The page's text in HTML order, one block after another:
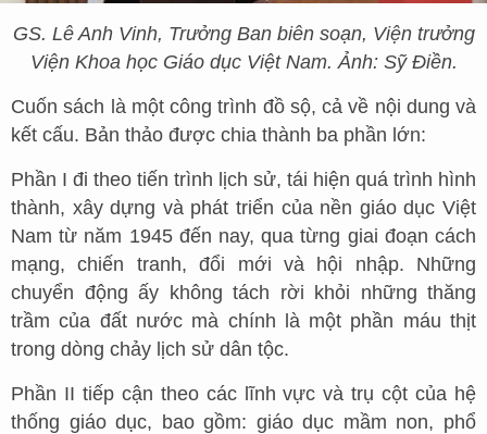
GS. Lê Anh Vinh, Trưởng Ban biên soạn, Viện trưởng
Viện Khoa học Giáo dục Việt Nam. Ảnh: Sỹ Điền.
Cuốn sách là một công trình đồ sộ, cả về nội dung và
kết cấu. Bản thảo được chia thành ba phần lớn:
Phần I đi theo tiến trình lịch sử, tái hiện quá trình hình
thành, xây dựng và phát triển của nền giáo dục Việt
Nam từ năm 1945 đến nay, qua từng giai đoạn cách
mạng, chiến tranh, đổi mới và hội nhập. Những
chuyển động ấy không tách rời khỏi những thăng
trầm của đất nước mà chính là một phần máu thịt
trong dòng chảy lịch sử dân tộc.
Phần II tiếp cận theo các lĩnh vực và trụ cột của hệ
thống giáo dục, bao gồm: giáo dục mầm non, phổ